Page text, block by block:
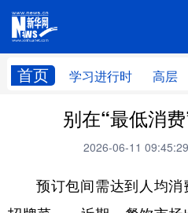
首页 学习进行时 高层
网站
学习进行时 高层
财经
台湾 思客智库
别在“最低消
2026-06-11 09:45:29
预订包间需达到人均